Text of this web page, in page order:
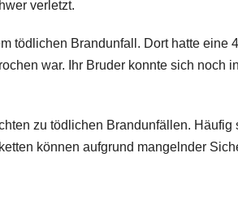
verletzt.
tödlichen Brandunfall. Dort hatte eine
war. Ihr Bruder konnte sich noch
zu tödlichen Brandunfällen. Häufig
können aufgrund mangelnder